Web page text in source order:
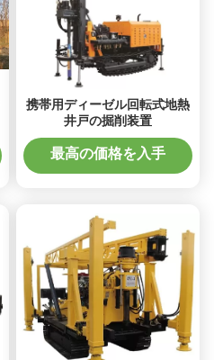
携帯用ディーゼル回転式地熱
井戸の掘削装置
最高の価格を入手